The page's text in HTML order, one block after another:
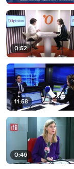
0:52
11:58
0:46